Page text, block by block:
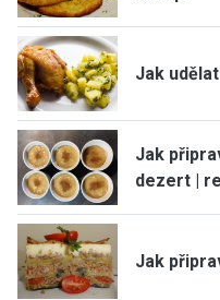
Jak
Jak
dezert |
Jak